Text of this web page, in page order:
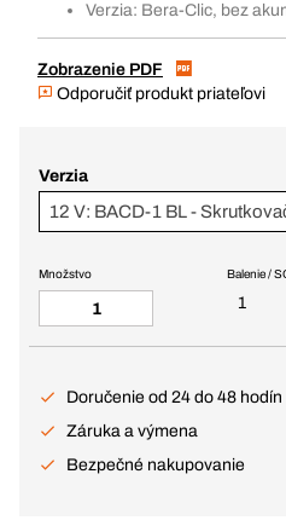
Verzia: Bera-Clic, bez
Zobrazenie PDF
Odporučiť produkt priateľovi
Verzia
Balenie /
1
Množstvo
Doručenie od 24 do 48 hodín
Záruka a výmena
Bezpečné nakupovanie